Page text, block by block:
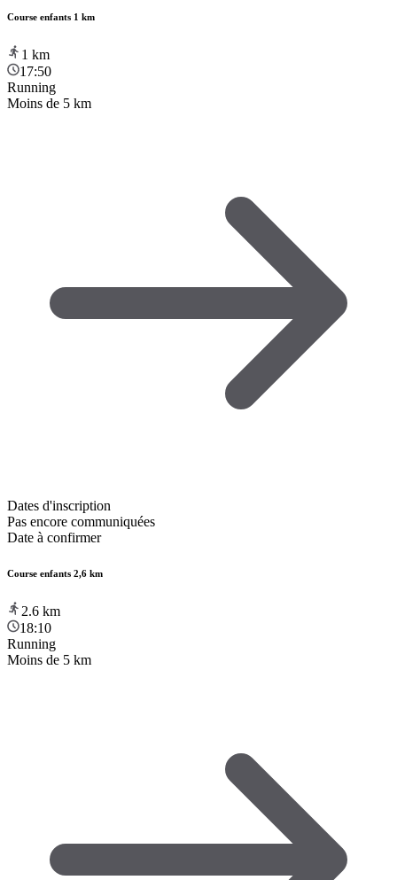
Course enfants 1 km
1 km
17:50
Running
Moins de 5 km
Dates d'inscription
Pas encore communiquées
Date à confirmer
Course enfants 2,6 km
2.6 km
18:10
Running
Moins de 5 km